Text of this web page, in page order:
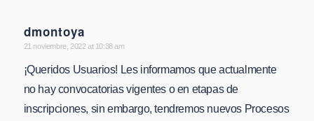
dmontoya
says:
21 noviembre, 2022 at 10:38 am
¡Queridos Usuarios! Les informamos que actualmente
no hay convocatorias vigentes o en etapas de
inscripciones, sin embargo, tendremos nuevos Procesos